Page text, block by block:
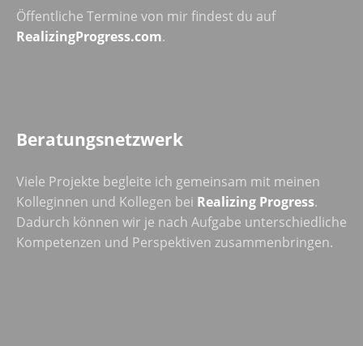
Öffentliche Termine von mir findest du auf
RealizingProgress.com.
Beratungsnetzwerk
Viele Projekte begleite ich gemeinsam mit meinen
Kolleginnen und Kollegen bei Realizing Progress.
Dadurch können wir je nach Aufgabe unterschiedliche
Kompetenzen und Perspektiven zusammenbringen.